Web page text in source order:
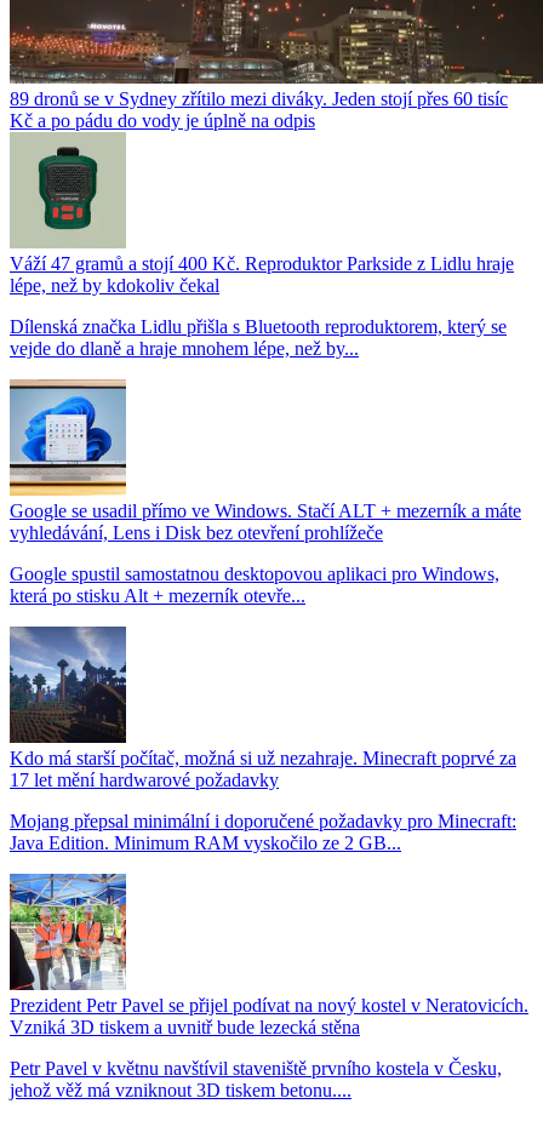
89 dronů se v Sydney zřítilo mezi diváky. Jeden stojí přes 60 tisíc
Kč a po pádu do vody je úplně na odpis
Váží 47 gramů a stojí 400 Kč. Reproduktor Parkside z Lidlu hraje
lépe, než by kdokoliv čekal
Dílenská značka Lidlu přišla s Bluetooth reproduktorem, který se
vejde do dlaně a hraje mnohem lépe, než by...
Google se usadil přímo ve Windows. Stačí ALT + mezerník a máte
vyhledávání, Lens i Disk bez otevření prohlížeče
Google spustil samostatnou desktopovou aplikaci pro Windows,
která po stisku Alt + mezerník otevře...
Kdo má starší počítač, možná si už nezahraje. Minecraft poprvé za
17 let mění hardwarové požadavky
Mojang přepsal minimální i doporučené požadavky pro Minecraft:
Java Edition. Minimum RAM vyskočilo ze 2 GB...
Prezident Petr Pavel se přijel podívat na nový kostel v Neratovicích.
Vzniká 3D tiskem a uvnitř bude lezecká stěna
Petr Pavel v květnu navštívil staveniště prvního kostela v Česku,
jehož věž má vzniknout 3D tiskem betonu....